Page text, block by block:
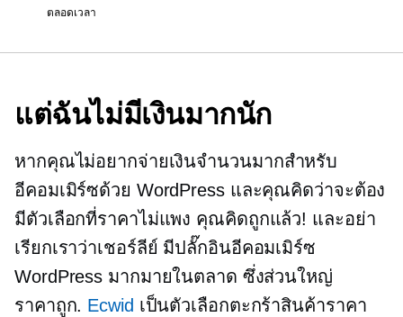
ตลอดเวลา
แต่ฉันไม่มีเงินมากนัก
หากคุณไม่อยากจ่ายเงินจำนวนมากสำหรับ
อีคอมเมิร์ซด้วย WordPress และคุณคิดว่าจะต้อง
มีตัวเลือกที่ราคาไม่แพง คุณคิดถูกแล้ว! และอย่า
เรียกเราว่าเชอร์ลีย์ มีปลั๊กอินอีคอมเมิร์ซ
WordPress มากมายในตลาด ซึ่งส่วนใหญ่
ราคาถูก. Ecwid เป็นตัวเลือกตะกร้าสินค้าราคา